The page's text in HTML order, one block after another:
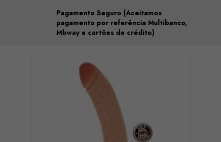
Pagamento Seguro (Aceitamos
pagamento por referência Multibanco,
Mbway e cartões de crédito)